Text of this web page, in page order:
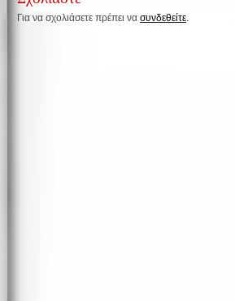
Για να σχολιάσετε πρέπει να συνδεθείτε